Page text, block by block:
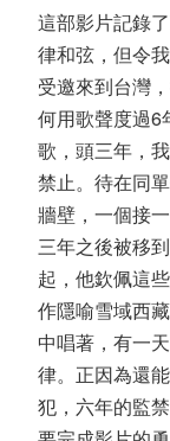
這部影片記錄
律和弦，但令
受邀來到台灣
何用歌聲度過6
歌，頭三年，
禁止。待在同
牆壁，一個接
三年之後被移
起，他欽佩這
作隱喻雪域西
中唱著，有一
律。正因為還
犯，六年的監